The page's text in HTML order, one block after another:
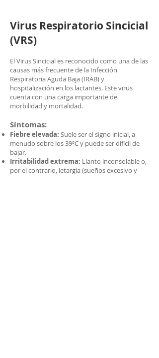
Virus Respiratorio Sincicial
(VRS)
El Virus Sincicial es reconocido como una de las
causas más frecuente de la Infección
Respiratoria Aguda Baja (IRAB) y
hospitalización en los lactantes. Este virus
cuenta con una carga importante de
morbilidad y mortalidad.
Síntomas:
Fiebre elevada: Suele ser el signo inicial, a
menudo sobre los 39ºC y puede ser difícil de
bajar.
Irritabilidad extrema: Llanto inconsolable o,
por el contrario, letargia (sueños excesivo y
dificultad para despertar).